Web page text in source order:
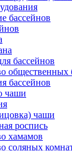
бассейнов
бассейнов
общественных
бассейнов
чаши
чаши
роспись
хамамов
соляных